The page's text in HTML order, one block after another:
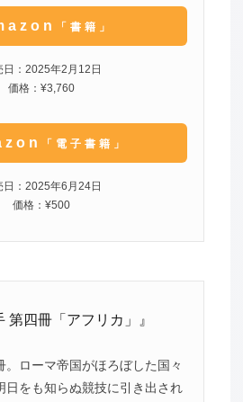
「書籍」
日：2025年2月12日
価格：¥3,760
「電子書籍」
日：2025年6月24日
価格：¥500
第四冊「アフリカ」』
。ローマ帝国がほろぼした国々
日をも知らぬ競技に引き出され